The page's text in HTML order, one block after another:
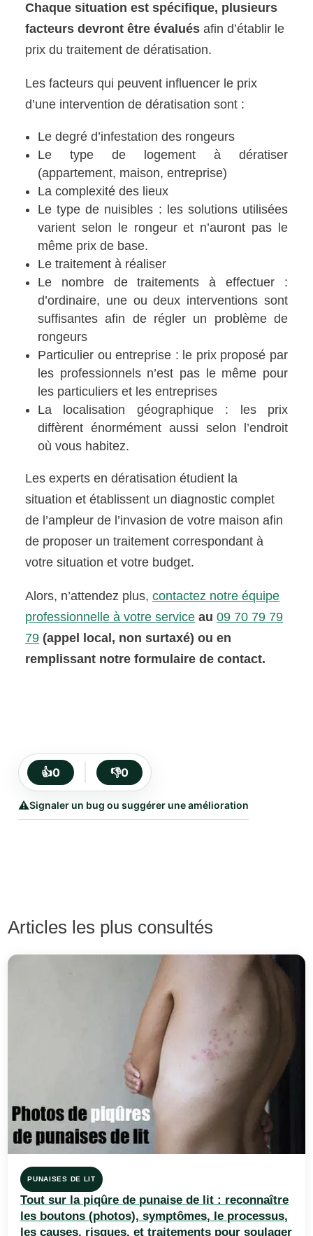
Chaque situation est spécifique, plusieurs
facteurs devront être évalués afin d’établir le
prix du traitement de dératisation.
Les facteurs qui peuvent influencer le prix
d’une intervention de dératisation sont :
Le degré d’infestation des rongeurs
Le type de logement à dératiser
(appartement, maison, entreprise)
La complexité des lieux
Le type de nuisibles : les solutions utilisées
varient selon le rongeur et n’auront pas le
même prix de base.
Le traitement à réaliser
Le nombre de traitements à effectuer :
d’ordinaire, une ou deux interventions sont
suffisantes afin de régler un problème de
rongeurs
Particulier ou entreprise : le prix proposé par
les professionnels n’est pas le même pour
les particuliers et les entreprises
La localisation géographique : les prix
diffèrent énormément aussi selon l’endroit
où vous habitez.
Les experts en dératisation étudient la
situation et établissent un diagnostic complet
de l’ampleur de l’invasion de votre maison afin
de proposer un traitement correspondant à
votre situation et votre budget.
Alors, n’attendez plus,contactez notre équipe
professionnelle à votre service au09 70 79 79
79 (appel local, non surtaxé) ou en
remplissant notre formulaire de contact.
👍0 👎0
⚠️Signaler un bug ou suggérer une amélioration
Articles les plus consultés
PUNAISES DE LIT
Tout sur la piqûre de punaise de lit : reconnaître
les boutons (photos), symptômes, le processus,
les causes, risques, et traitements pour soulager